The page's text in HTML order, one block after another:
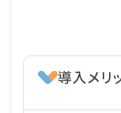
導入メリ